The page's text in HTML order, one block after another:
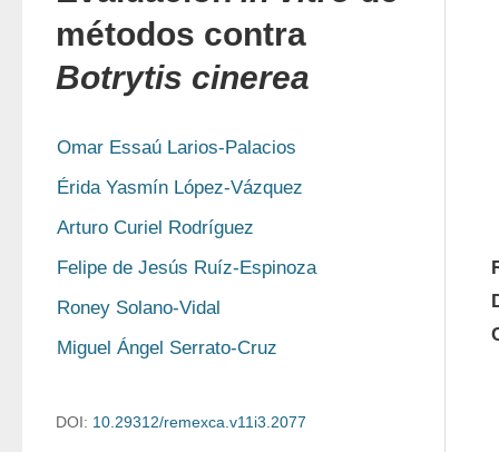
métodos contra
Botrytis cinerea
Omar Essaú Larios-Palacios
Érida Yasmín López-Vázquez
Arturo Curiel Rodríguez
Felipe de Jesús Ruíz-Espinoza
Roney Solano-Vidal
Miguel Ángel Serrato-Cruz
DOI: 10.29312/remexca.v11i3.2077